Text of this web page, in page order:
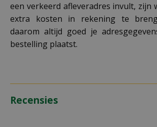
een verkeerd afleveradres invult, zijn
extra kosten in rekening te
daarom altijd goed je
bestelling plaatst.
Recensies